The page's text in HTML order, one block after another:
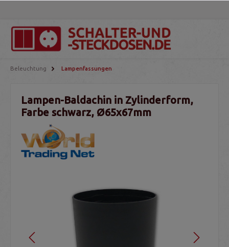
Beleuchtung Lampenfassungen
Lampen-Baldachin in Zylinderform,
Farbe schwarz, Ø65x67mm